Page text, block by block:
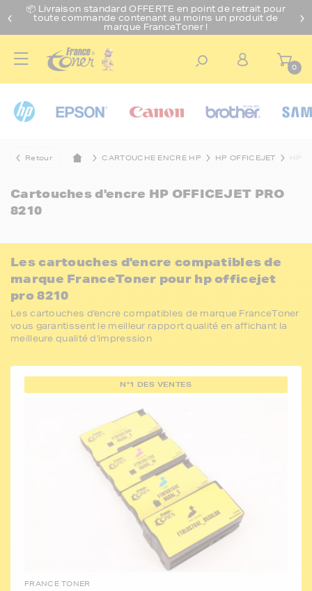
📦 Livraison standard OFFERTE en point de retrait pour
toute commande contenant au moins un produit de
marque FranceToner !
0
Retour CARTOUCHE ENCRE HP HP OFFICEJET HP
Cartouches d'encre HP OFFICEJET PRO
8210
Les cartouches d'encre compatibles de
marque FranceToner pour hp officejet
pro 8210
Les cartouches d'encre compatibles de marque FranceToner
vous garantissent le meilleur rapport qualité en affichant la
meilleure qualité d'impression
N°1 DES VENTES
FRANCE TONER